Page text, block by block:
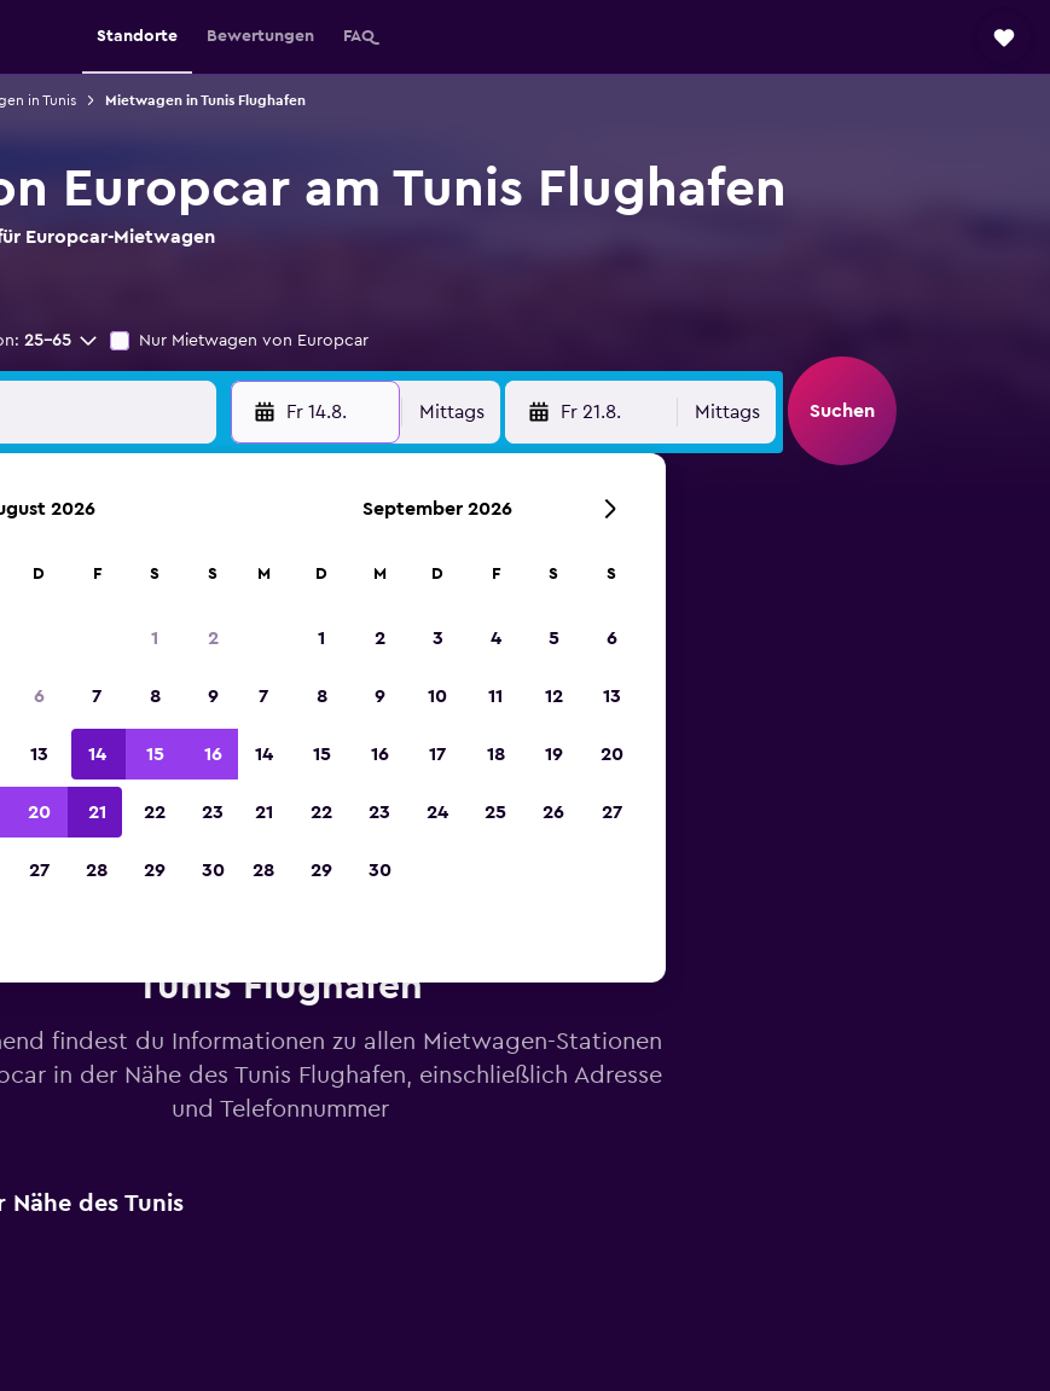
Standorte Bewertungen FAQ
in Tunis Mietwagen in Tunis Flughafen
Europcar am Tunis Flughafen
Europcar-Mietwagen
25-65 Nur Mietwagen von Europcar
Fr 14.8. Mittags Fr 21.8. Mittags Suchen
Sieger 2023 gekürt
Tunis Flughafen
findest du Informationen zu allen Mietwagen-Stationen
in der Nähe des Tunis Flughafen, einschließlich Adresse
und Telefonnummer
des Tunis
2026
D F S S
1 2
6 7 8 9
13 14 15 16
20 21 22 23
27 28 29 30
September 2026
M D M D F S S
1 2 3 4 5 6
7 8 9 10 11 12 13
14 15 16 17 18 19 20
21 22 23 24 25 26 27
28 29 30